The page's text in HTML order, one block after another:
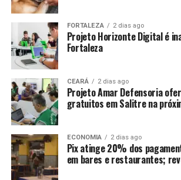
FORTALEZA 2 dias ago
Projeto Horizonte Digital é
Fortaleza
CEARÁ 2 dias ago
Projeto Amar Defensoria
gratuitos em Salitre na
ECONOMIA 2 dias ago
Pix atinge 20% dos
em bares e restaurantes;